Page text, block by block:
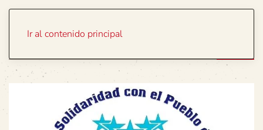
Ir al contenido principal